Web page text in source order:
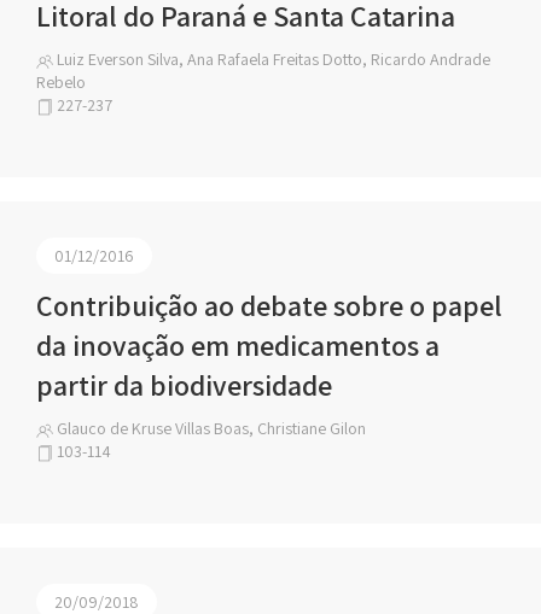
Litoral do Paraná e Santa Catarina
Luiz Everson Silva, Ana Rafaela Freitas Dotto, Ricardo Andrade
Rebelo
227-237
01/12/2016
Contribuição ao debate sobre o papel
da inovação em medicamentos a
partir da biodiversidade
Glauco de Kruse Villas Boas, Christiane Gilon
103-114
20/09/2018